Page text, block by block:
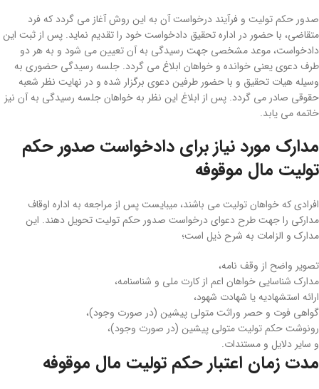
صدور حکم تولیت و فرآیند درخواست آن به این روش آغاز می ­گردد که فرد
متقاضی، با حضور در اداره تحقیق دادخواست خود را تقدیم نماید. پس از ثبت این
دادخواست، موعد مشخصی جهت رسیدگی به آن تعیین می­ شود و به هر دو
طرف دعوی یعنی خوانده و خواهان ابلاغ می­ گردد. جلسه رسیدگی حضوری به
وسیله هیات تحقیق و با حضور طرفین دعوی برگزار شده و در نهایت نظر شعبه
حقوقی صادر می ­گردد. پس از ابلاغ این نظر به خواهان جلسه رسیدگی به آن نیز
خاتمه می­ یابد.
مدارک مورد نیاز برای دادخواست صدور حکم
تولیت مال موقوفه
افرادی که خواهان تولیت می ­باشند، میبایست پس از مراجعه به اداره اوقاف
مدارکی را جهت طرح دعوای درخواست صدور حکم تولیت تحویل دهند. این
مدارک و الزامات به شرح ذیل است؛
تصویر واضح از وقف نامه،
مدارک شناسایی خواهان اعم از کارت ملی و شناسنامه،
ارائه استشهادیه یا شهادت شهود،
گواهی فوت و حصر وراثت متولی پیشین (در صورت وجود)،
رونوشت حکم تولیت متولی پیشین (در صورت وجود)،
و سایر دلایل و مستندات.
مدت زمان اعتبار حکم تولیت مال موقوفه